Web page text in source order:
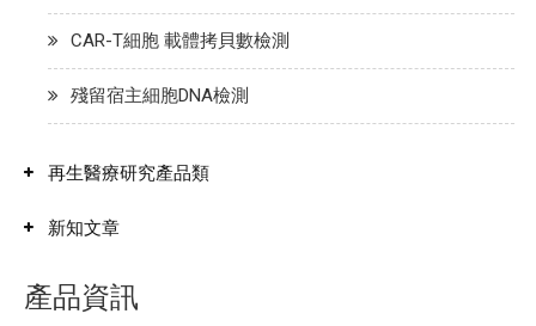
CAR-T細胞 載體拷貝數檢測
殘留宿主細胞DNA檢測
再生醫療研究產品類
新知文章
產品資訊